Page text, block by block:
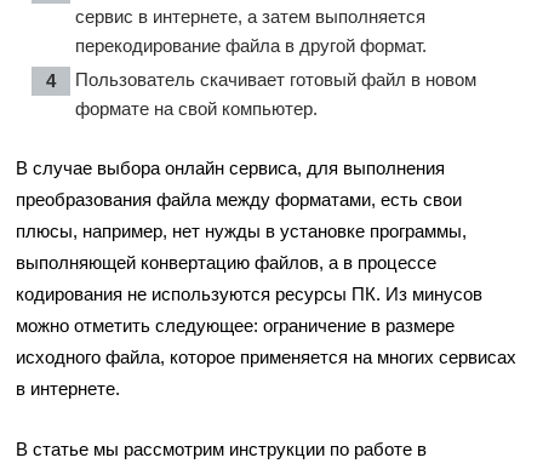
сервис в интернете, а затем выполняется
перекодирование файла в другой формат.
Пользователь скачивает готовый файл в новом
формате на свой компьютер.
В случае выбора онлайн сервиса, для выполнения
преобразования файла между форматами, есть свои
плюсы, например, нет нужды в установке программы,
выполняющей конвертацию файлов, а в процессе
кодирования не используются ресурсы ПК. Из минусов
можно отметить следующее: ограничение в размере
исходного файла, которое применяется на многих сервисах
в интернете.
В статье мы рассмотрим инструкции по работе в